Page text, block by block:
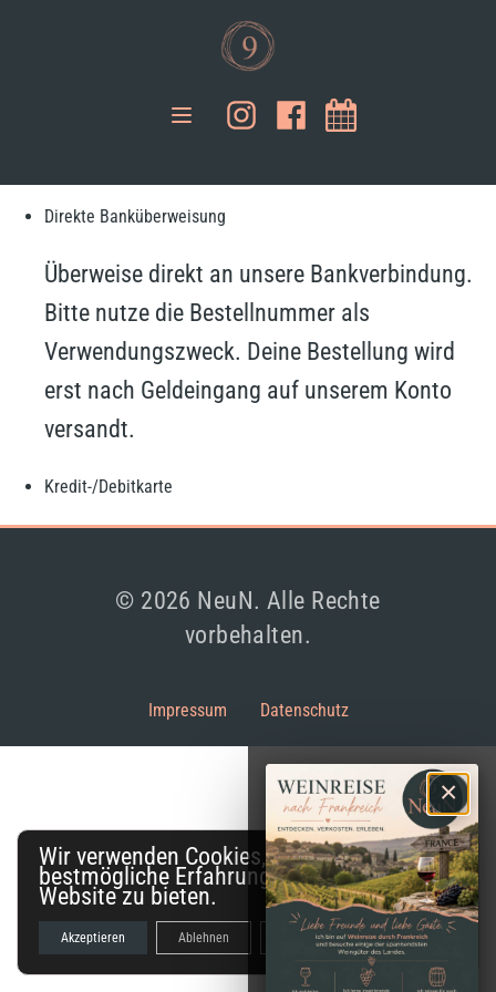
Direkte Banküberweisung
Überweise direkt an unsere Bankverbindung.
Bitte nutze die Bestellnummer als
Verwendungszweck. Deine Bestellung wird
erst nach Geldeingang auf unserem Konto
versandt.
Kredit-/Debitkarte
© 2026 NeuN. Alle Rechte
vorbehalten.
Impressum Datenschutz
×
Wir verwenden Cookies, um dir die
bestmögliche Erfahrung auf unserer
Website zu bieten.
Akzeptieren Ablehnen Einstellungen